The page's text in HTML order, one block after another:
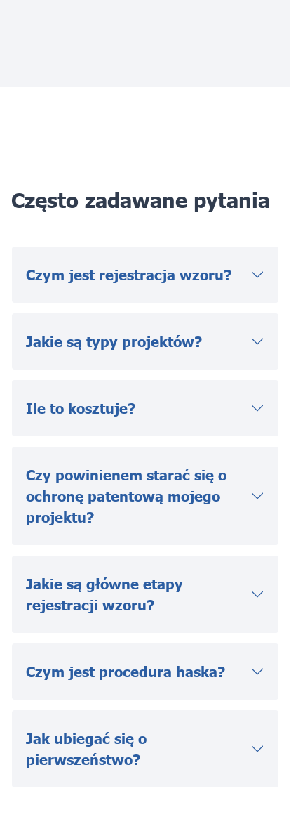
Często zadawane pytania
Czym jest rejestracja wzoru?
Jakie są typy projektów?
Ile to kosztuje?
Czy powinienem starać się o
ochronę patentową mojego
projektu?
Jakie są główne etapy
rejestracji wzoru?
Czym jest procedura haska?
Jak ubiegać się o
pierwszeństwo?